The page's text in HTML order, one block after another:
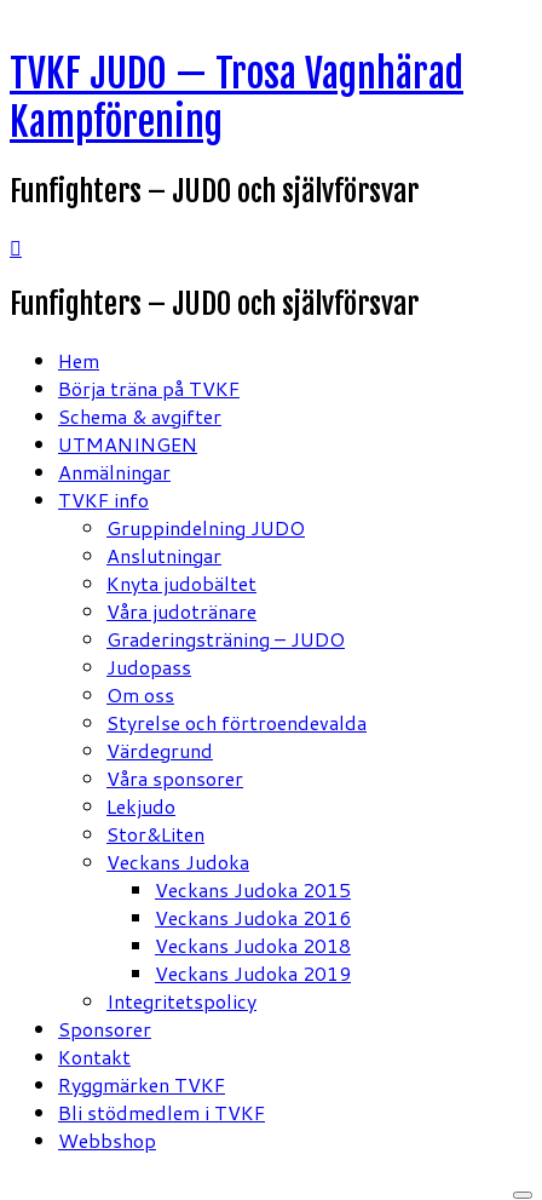
till
innehåll
TVKF JUDO — Trosa Vagnhärad
Kampförening
Funfighters – JUDO och självförsvar
Funfighters – JUDO och självförsvar
Hem
Börja träna på TVKF
Schema & avgifter
UTMANINGEN
Anmälningar
TVKF info
Gruppindelning JUDO
Anslutningar
Knyta judobältet
Våra judotränare
Graderingsträning – JUDO
Judopass
Om oss
Styrelse och förtroendevalda
Värdegrund
Våra sponsorer
Lekjudo
Stor&Liten
Veckans Judoka
Veckans Judoka 2015
Veckans Judoka 2016
Veckans Judoka 2018
Veckans Judoka 2019
Integritetspolicy
Sponsorer
Kontakt
Ryggmärken TVKF
Bli stödmedlem i TVKF
Webbshop